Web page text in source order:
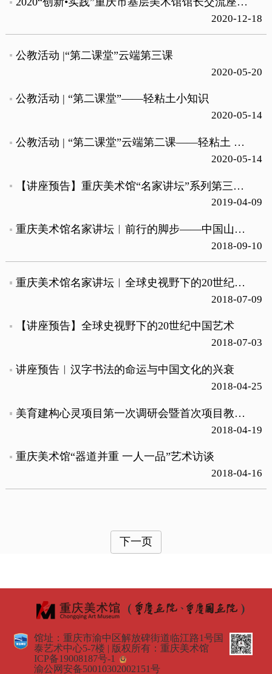
2020-12-18
公教活动 |“第二课堂”云端第三课
2020-05-20
公教活动 | “第二课堂”——轻粘土小知识
2020-05-14
公教活动 | “第二课堂”云端第二课——轻粘土 嘟嘟救护车
2020-05-14
【讲座预告】重庆美术馆“名家讲坛”系列第三十七讲--书画修复的现状与人才危机
2019-04-09
重庆美术馆名家讲坛︱前行的脚步——中国山水画新变革
2018-09-10
重庆美术馆名家讲坛︱全球史视野下的20世纪中国艺术
2018-07-09
【讲座预告】全球史视野下的20世纪中国艺术
2018-07-03
讲座预告︱汉字书法的命运与中国文化的兴衰
2018-04-25
美育建构心灵项目第一次调研会暨首次项目教师培训在重庆美术馆举行
2018-04-19
重庆美术馆“器道并重 一人一品”艺术访谈
2018-04-16
下一页
馆址：重庆市渝中区解放碑街道临江路1号国
泰艺术中心5-7楼 | 版权所有：重庆美术馆
ICP备19008187号-1
渝公网安备50010302002151号